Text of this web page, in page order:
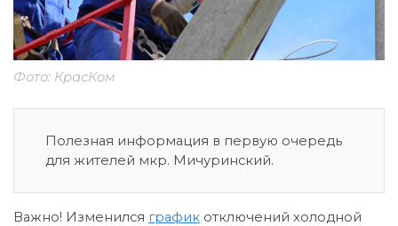
Фото: КрасКом
Полезная информация в первую очередь
для жителей мкр. Мичуринский.
Важно! Изменился график отключений холодной